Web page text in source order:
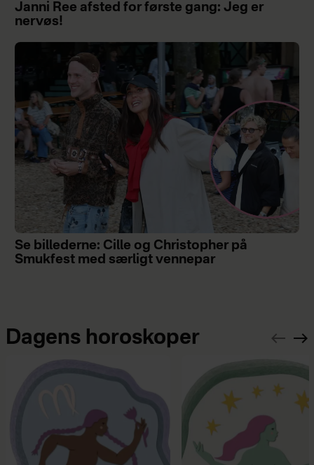
Janni Ree afsted for første gang: Jeg er
nervøs!
Se billederne: Cille og Christopher på
Smukfest med særligt vennepar
Dagens horoskoper